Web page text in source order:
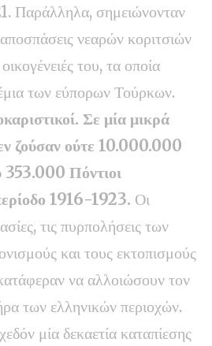
Παράλληλα, σημειώνονταν
νεαρών κοριτσιών
του, τα οποία
των εύπορων Τούρκων.
Σε μία μικρά
ζούσαν ούτε 10.000.000
353.000 Πόντιοι
1916-1923. Οι
τις πυρπολήσεις των
και τους εκτοπισμούς
να αλλοιώσουν τον
των ελληνικών περιοχών.
μία δεκαετία καταπίεσης